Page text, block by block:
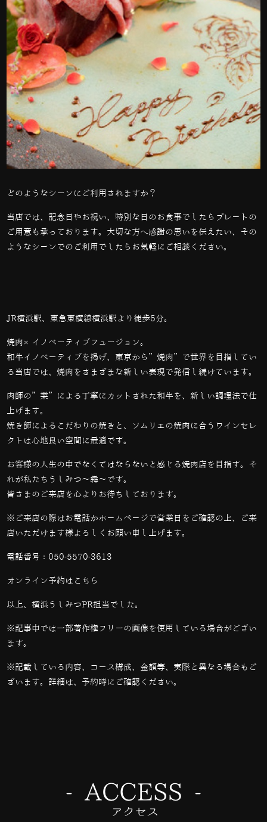
どのようなシーンにご利用されますか？
当店では、記念日やお祝い、特別な日のお食事でしたらプレートの
ご用意も承っております。大切な方へ感謝の思いを伝えたい、その
ようなシーンでのご利用でしたらお気軽にご相談ください。
JR横浜駅、東急東横線横浜駅より徒歩5分。
焼肉×イノベーティブフュージョン。
和牛イノベーティブを掲げ、東京から”焼肉”で世界を目指してい
る当店では、焼肉をさまざまな新しい表現で発信し続けています。
肉師の”業”による丁寧にカットされた和牛を、新しい調理法で仕
上げます。
焼き師によるこだわりの焼きと、ソムリエの焼肉に合うワインセレ
クトは心地良い空間に最適です。
お客様の人生の中でなくてはならないと感じる焼肉店を目指す。そ
れが私たちうしみつ～犇～です。
皆さまのご来店を心よりお待ちしております。
※ご来店の際はお電話かホームページで営業日をご確認の上、ご来
店いただけます様よろしくお願い申し上げます。
電話番号： 050-5570-3613
オンライン予約は こちら
以上、横浜うしみつPR担当でした。
※記事中では一部著作権フリーの画像を使用している場合がござい
ます。
※記載している内容、コース構成、金額等、実際と異なる場合もご
ざいます。詳細は、予約時にご確認ください。